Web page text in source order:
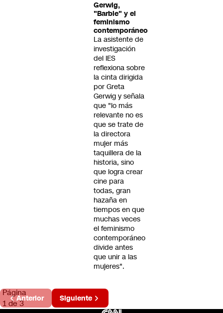
Gerwig,
"Barbie" y el
feminismo
contemporáneo
La asistente de
investigación
del IES
reflexiona sobre
la cinta dirigida
por Greta
Gerwig y señala
que "lo más
relevante no es
que se trate de
la directora
mujer más
taquillera de la
historia, sino
que logra crear
cine para
todas, gran
hazaña en
tiempos en que
muchas veces
el feminismo
contemporáneo
divide antes
que unir a las
mujeres".
Página
1 de 3
Anterior Siguiente